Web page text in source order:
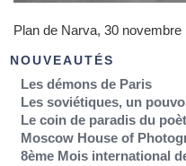
Plan de Narva, 30 novembre
NOUVEAUTÉS
Les démons de Paris
Les soviétiques, un
Le coin de paradis du
Moscow House of
8ème Mois international